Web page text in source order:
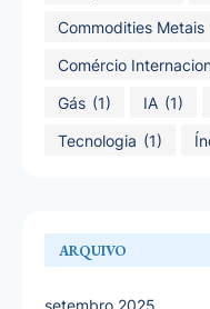
Commodities Metais
Comércio
Gás (1) IA (1)
Tecnologia (1)
ARQUIVO
setembro 2025